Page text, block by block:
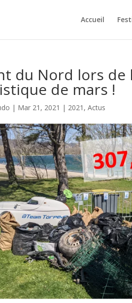
Accueil
du Nord lors de
de mars !
| Mar 21, 2021 | 2021 ,Actus